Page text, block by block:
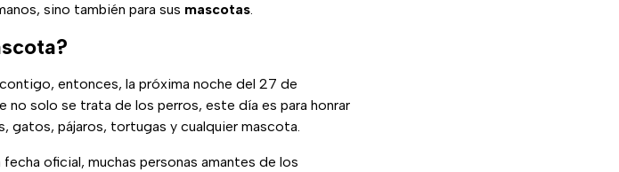
sino también para sus mascotas.
entonces, la próxima noche del 27 de
no solo se trata de los perros, este día es para honrar
gatos, pájaros, tortugas y cualquier mascota.
oficial, muchas personas amantes de los